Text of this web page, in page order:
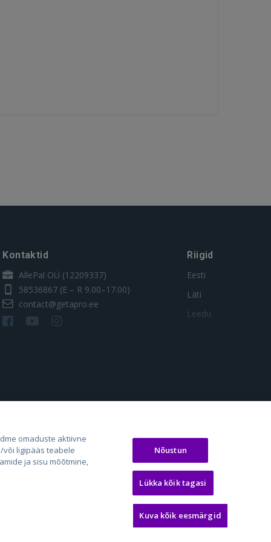
Kontaktid
AllePal OÜ (12209337)
58536867 (E – R 9.00–17.00)
contact@getapro.ee
Riigid
Eesti
Läti
Leedu
auto24.ee
KV.ee
Osta.ee
KuldneBörs.ee
omaduste aktiivne
ligipääs teabele
ja sisu mõõtmine,
Nõustun
Lükka kõik tagasi
Kuva kõik eesmärgid